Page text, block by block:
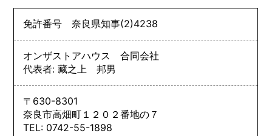
免許番号奈良県知事(2)4238
オンザストアハウス 合同会社
代表者: 藏之上 邦男
〒630-8301
奈良市高畑町１２０２番地の７
TEL: 0742-55-1898